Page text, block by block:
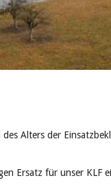
Alters der
Ersatz für unser KLF